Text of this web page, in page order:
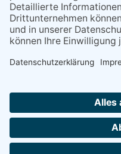
Impressum